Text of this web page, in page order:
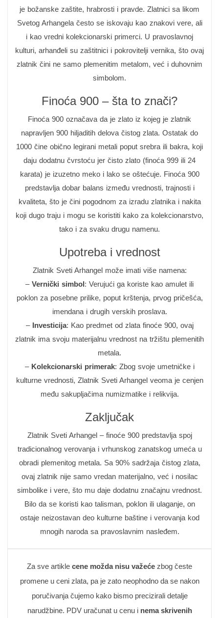
je božanske zaštite, hrabrosti i pravde. Zlatnici sa likom
Svetog Arhangela često se iskovaju kao znakovi vere, ali
i kao vredni kolekcionarski primerci. U pravoslavnoj
kulturi, arhanđeli su zaštitnici i pokrovitelji vernika, što ovaj
zlatnik čini ne samo plemenitim metalom, već i duhovnim
simbolom.
Finoća 900 – šta to znači?
Finoća 900 označava da je zlato iz kojeg je zlatnik
napravljen 900 hiljaditih delova čistog zlata. Ostatak do
1000 čine obično legirani metali poput srebra ili bakra, koji
daju dodatnu čvrstoću jer čisto zlato (finoća 999 ili 24
karata) je izuzetno meko i lako se oštećuje. Finoća 900
predstavlja dobar balans između vrednosti, trajnosti i
kvaliteta, što je čini pogodnom za izradu zlatnika i nakita
koji dugo traju i mogu se koristiti kako za kolekcionarstvo,
tako i za svaku drugu namenu.
Upotreba i vrednost
Zlatnik Sveti Arhangel može imati više namena:
– Vernički simbol: Verujući ga koriste kao amulet ili
poklon za posebne prilike, poput krštenja, prvog pričešća,
imendana i drugih verskih proslava.
– Investicija: Kao predmet od zlata finoće 900, ovaj
zlatnik ima svoju materijalnu vrednost na tržištu plemenitih
metala.
– Kolekcionarski primerak: Zbog svoje umetničke i
kulturne vrednosti, Zlatnik Sveti Arhangel veoma je cenjen
među sakupljačima numizmatike i relikvija.
Zaključak
Zlatnik Sveti Arhangel – finoće 900 predstavlja spoj
tradicionalnog verovanja i vrhunskog zanatskog umeća u
obradi plemenitog metala. Sa 90% sadržaja čistog zlata,
ovaj zlatnik nije samo vredan materijalno, već i nosilac
simbolike i vere, što mu daje dodatnu značajnu vrednost.
Bilo da se koristi kao talisman, poklon ili ulaganje, on
ostaje neizostavan deo kulturne baštine i verovanja kod
mnogih naroda sa pravoslavnim nasleđem.
Za sve artikle cene možda nisu važeće zbog česte
promene u ceni zlata, pa je zato neophodno da se nakon
poručivanja čujemo kako bismo precizirali detalje
narudžbine. PDV uračunat u cenu i nema skrivenih